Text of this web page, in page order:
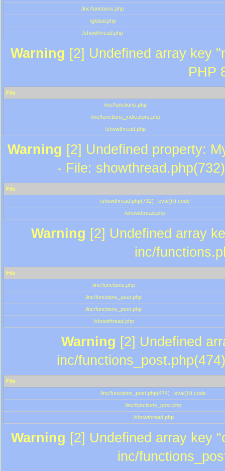
/inc/functions.php
/global.php
/showthread.php
Warning [2] Undefined array key
PHP
File
/inc/functions.php
/inc/functions_indicators.php
/showthread.php
Warning [2] Undefined property:
- File:
File
/showthread.php(732) : eval()'d code
/showthread.php
Warning [2] Undefined array
inc/
File
/inc/functions.php
/inc/functions_user.php
/inc/functions_post.php
/showthread.php
Warning [2] Undefined
inc/
File
/inc/functions_post.php(474) : eval()'d code
/inc/functions_post.php
/showthread.php
Warning [2] Undefined array key
inc/